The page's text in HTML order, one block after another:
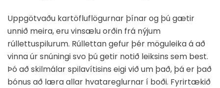
Uppgötvaðu kartöfluflögurnar þínar og þú gætir
unnið meira, eru vinsælu orðin frá nýjum
rúllettuspilurum. Rúllettan gefur þér möguleika á að
vinna úr snúningi svo þú getir notið leiksins sem best.
Þó að skilmálar spilavítisins eigi við um það, þá er það
bónus að læra allar hvatareglurnar í boði. Fyrirtækið